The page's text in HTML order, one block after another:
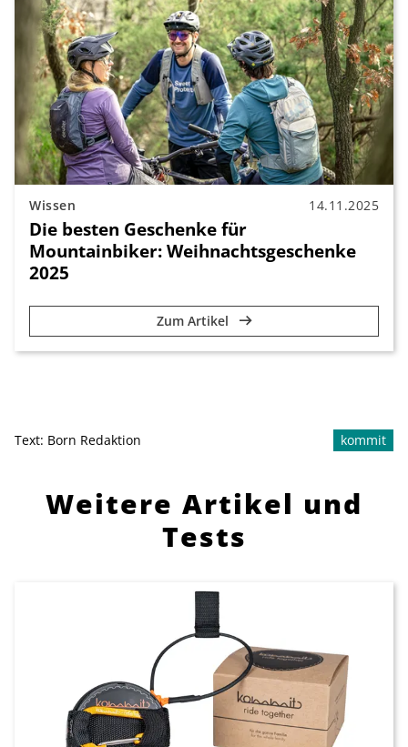
Wissen 14.11.2025
Die besten Geschenke für
Mountainbiker: Weihnachtsgeschenke
2025
Zum Artikel
Text: Born Redaktion kommit
Weitere Artikel und
Tests